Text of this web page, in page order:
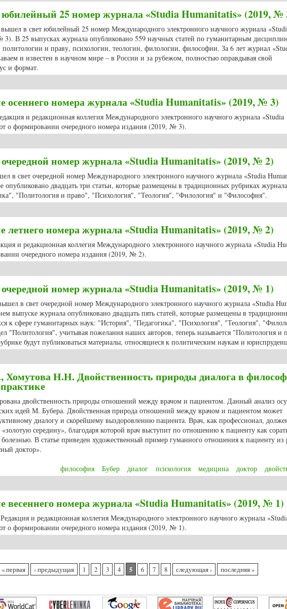
25 номер журнала «Studia Humanitatis» (2019, №
вышел в свет юбилейный 25 номер Международного электронного научного журнала
В 25 выпусках журнала опубликовано 559 научных статей по гуманитарным
политологии и праву, психологии, теологии, филологии, философии. За 6 лет журнал
и известен в научном мире – в России и за рубежом, полностью оправдывая свой
и формат.
осеннего номера журнала «Studia Humanitatis» (2019, № 3)
и редакционная коллегия Международного электронного научного журнала «Studia
о формировании очередного номера издания (2019, № 3).
номер журнала «Studia Humanitatis» (2019, № 2)
в свет очередной номер Международного электронного научного журнала «Studia
двадцать три статьи, которые размещены в традиционных рубриках
"Политология и право", "Психология", "Теология", "Филология" и "Философия".
летнего номера журнала «Studia Humanitatis» (2019, № 2)
и редакционная коллегия Международного электронного научного журнала «Studia
очередного номера издания (2019, № 2).
номер журнала «Studia Humanitatis» (2019, № 1)
в свет очередной номер Международного электронного научного журнала «Studia
выпуске журнала опубликовано двадцать пять статей, которые размещены в
к сфере гуманитарных наук: "История", "Педагогика", "Психология", "Теология",
"Политология", учитывая пожелания наших авторов, теперь называется "Политология и
будут публиковаться материалы, относящиеся к политическим наукам и
Хомутова Н.Н. Двойственность природы диалога в
двойственность природы отношений между врачом и пациентом. Данный анализ
идей М. Бубера. Двойственная природа отношений между врачом и пациентом может
диалогу и скорейшему выздоровлению пациента. Врач, как профессионал,
«золотую середину», благодаря которой врач выступит по отношению к пациенту как
В статье приведен художественный пример гуманного отношения к пациенту из
доктор».
философия Бубер диалог психология медицина доктор
весеннего номера журнала «Studia Humanitatis» (2019, № 1)
и редакционная коллегия Международного электронного научного журнала
о формировании очередного номера издания (2019, № 1).
« первая ‹ предыдущая 1 2 3 4 5 6 7 8 следующая › последняя »